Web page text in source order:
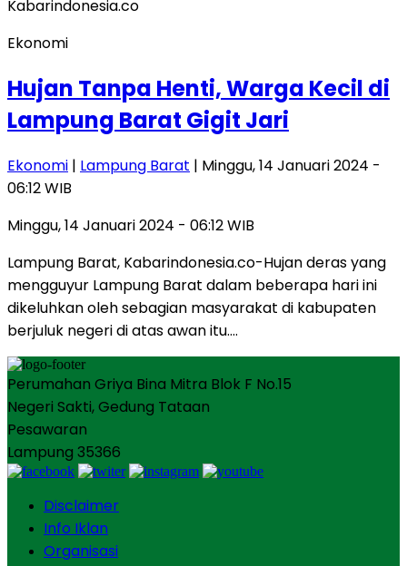
Ekonomi
Hujan Tanpa Henti, Warga Kecil di
Lampung Barat Gigit Jari
Ekonomi | Lampung Barat | Minggu, 14 Januari 2024 -
06:12 WIB
Minggu, 14 Januari 2024 - 06:12 WIB
Lampung Barat, Kabarindonesia.co-Hujan deras yang
mengguyur Lampung Barat dalam beberapa hari ini
dikeluhkan oleh sebagian masyarakat di kabupaten
berjuluk negeri di atas awan itu….
Perumahan Griya Bina Mitra Blok F No.15
Negeri Sakti, Gedung Tataan
Pesawaran
Lampung 35366
Disclaimer
Info Iklan
Organisasi